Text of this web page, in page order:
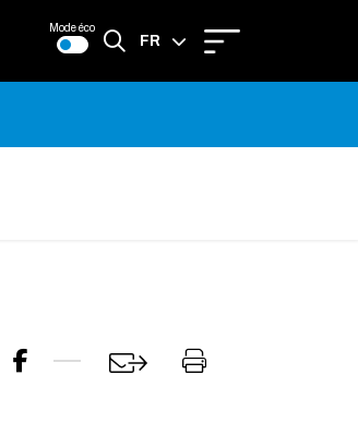
Mode éco
FR